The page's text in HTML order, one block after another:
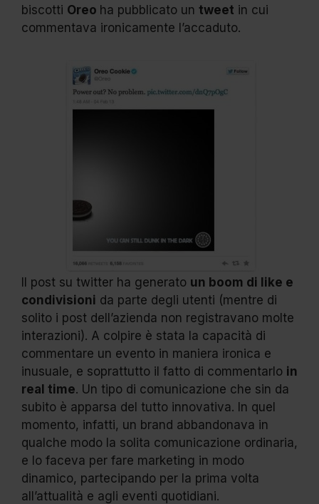
biscotti Oreo ha pubblicato un tweet in cui
commentava ironicamente l’accaduto.
Il post su twitter ha generato un boom di like e
condivisioni da parte degli utenti (mentre di
solito i post dell’azienda non registravano molte
interazioni). A colpire è stata la capacità di
commentare un evento in maniera ironica e
inusuale, e soprattutto il fatto di commentarlo in
real time. Un tipo di comunicazione che sin da
subito è apparsa del tutto innovativa. In quel
momento, infatti, un brand abbandonava in
qualche modo la solita comunicazione ordinaria,
e lo faceva per fare marketing in modo
dinamico, partecipando per la prima volta
all’attualità e agli eventi quotidiani.